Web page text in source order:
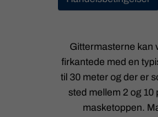
Gittermasterne kan
firkantede med en
til 30 meter og der er
sted mellem 2 og
masketoppen.